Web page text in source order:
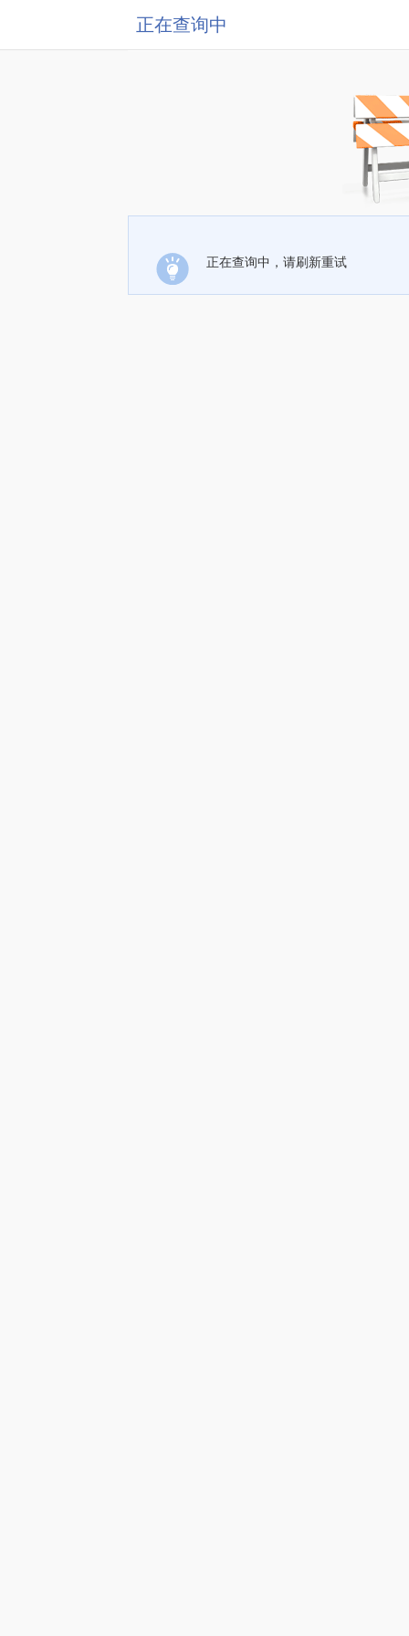
正在查询中
正在查询中，请刷新重试